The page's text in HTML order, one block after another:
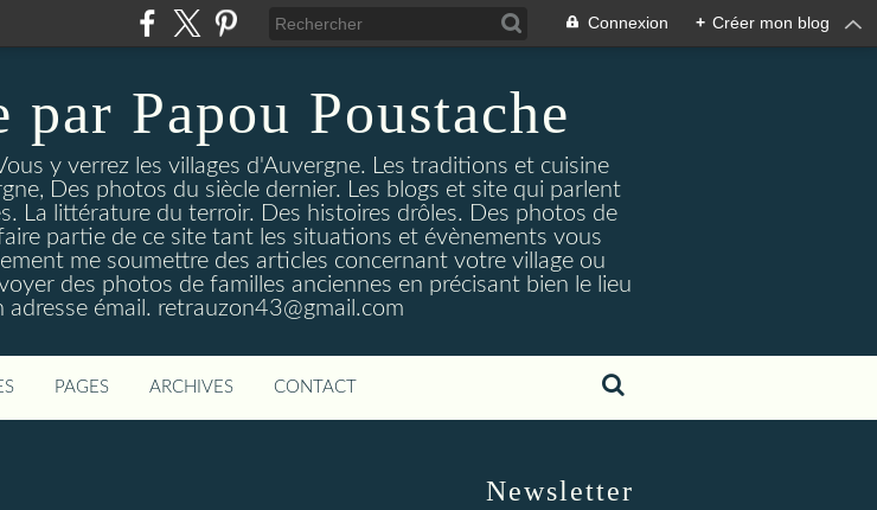
Connexion + Créer mon blog
Papou Poustache
y verrez les villages d'Auvergne. Les traditions et cuisine
Des photos du siècle dernier. Les blogs et site qui parlent
La littérature du terroir. Des histoires drôles. Des photos de
partie de ce site tant les situations et évènements vous
me soumettre des articles concernant votre village ou
des photos de familles anciennes en précisant bien le lieu
émail. retrauzon43@gmail.com
PAGES ARCHIVES CONTACT
Newsletter